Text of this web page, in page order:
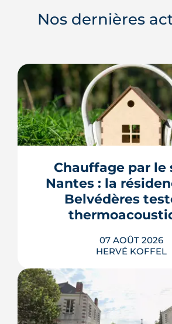
Nos dernières
Chauffage par le
Nantes : la
Belvédères
07 AOÛT 2026
HERVÉ KOFFEL